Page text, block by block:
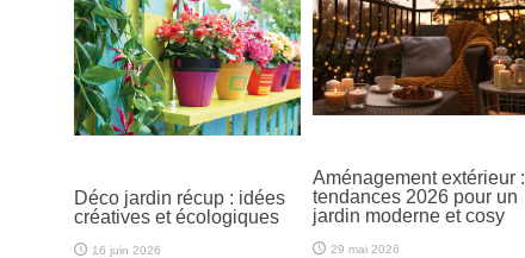
Déco jardin récup : idées
créatives et écologiques
16 juin 2026
Aménagement extérieur :
tendances 2026 pour un
jardin moderne et cosy
29 mai 2026